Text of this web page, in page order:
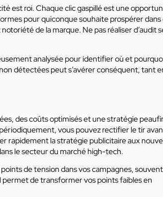
est roi. Chaque clic gaspillé est une
pour quiconque souhaite prospérer
de la marque. Ne pas réaliser d’audit
analysée pour identifier où et
détectées peut s’avérer conséquent, tant
des coûts optimisés et une stratégie
vous pouvez rectifier le tir
rapidement la stratégie publicitaire aux
le secteur du marché high-tech.
de tension dans vos campagnes, souvent
permet de transformer vos points faibles en